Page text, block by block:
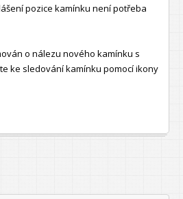
pozice kamínku není potřeba
o nálezu nového kamínku s
ke sledování kamínku pomocí ikony